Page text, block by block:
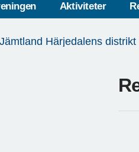
Aktiviteter
Jämtland Härjedalens distrikt